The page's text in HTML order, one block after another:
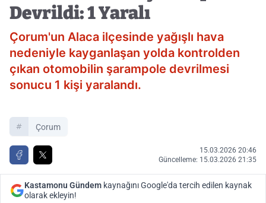
Devrildi: 1 Yaralı
Çorum'un Alaca ilçesinde yağışlı hava
nedeniyle kayganlaşan yolda kontrolden
çıkan otomobilin şarampole devrilmesi
sonucu 1 kişi yaralandı.
Çorum
15.03.2026 20:46
Güncelleme: 15.03.2026 21:35
Kastamonu Gündem kaynağını Google'da tercih edilen kaynak
olarak ekleyin!